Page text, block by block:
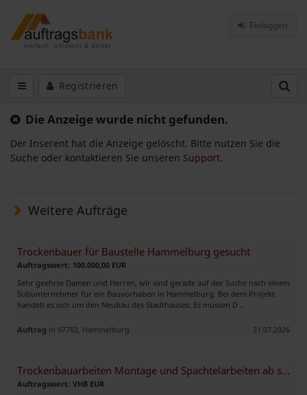
Einloggen
Registrieren
Die Anzeige wurde nicht gefunden.
Der Inserent hat die Anzeige gelöscht. Bitte nutzen Sie die
Suche oder kontaktieren Sie unseren Support.
Weitere Aufträge
Trockenbauer für Baustelle Hammelburg gesucht
Auftragswert: 100.000,00 EUR
Sehr geehrte Damen und Herren, wir sind gerade auf der Suche nach einem
Subunternehmer für ein Bauvorhaben in Hammelburg. Bei dem Projekt
handelt es sich um den Neubau des Stadthauses. Es müssen D ..
Auftrag in 97762, Hammelburg 31.07.2026
Trockenbauarbeiten Montage und Spachtelarbeiten ab sofort in 75031
Auftragswert: VHB EUR